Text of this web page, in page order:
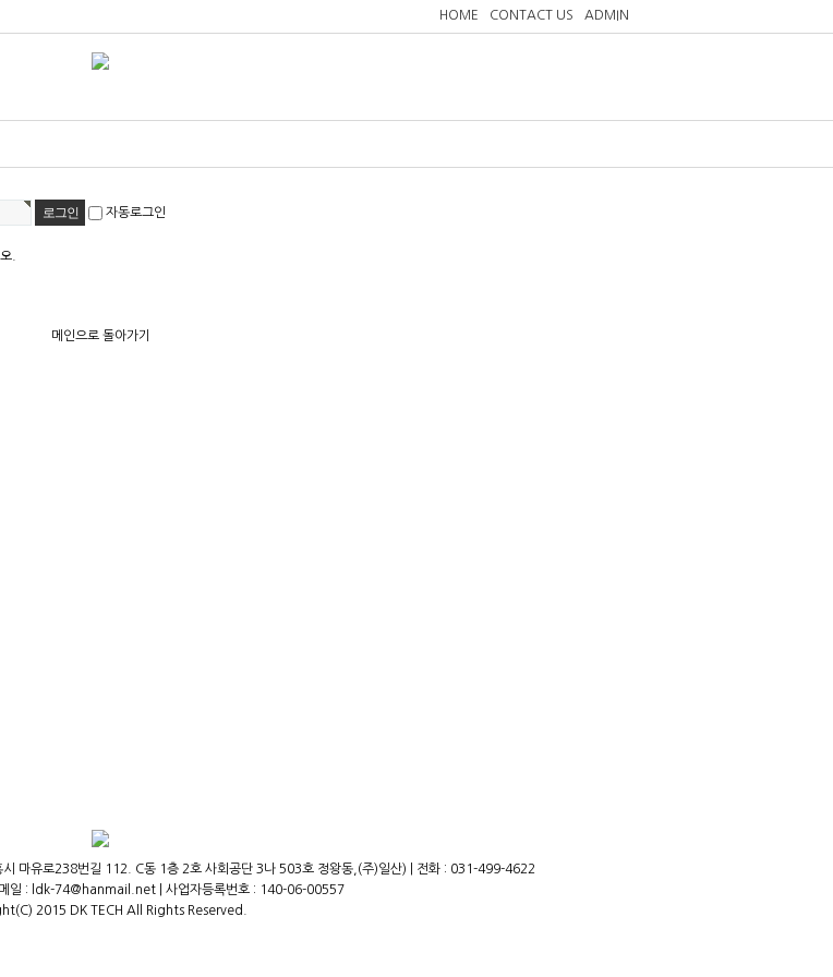
HOME CONTACT US ADMIN
자동로그인
.
메인으로 돌아가기
시 마유로238번길 112. C동 1층 2호 사회공단 3나 503호 정왕동,(주)일산) | 전화 : 031-499-4622
일 : ldk-74@hanmail.net | 사업자등록번호 : 140-06-00557
2015 DK TECH All Rights Reserved.